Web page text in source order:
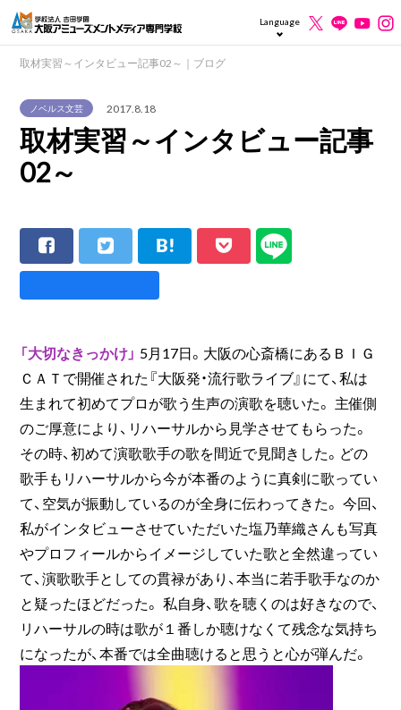
Language
取材実習～インタビュー記事02～｜ブログ
ノベルス文芸 2017.8.18
取材実習～インタビュー記事
02～
「大切なきっかけ」 5月17日。大阪の心斎橋にあるＢＩＧ
ＣＡＴで開催された『大阪発・流行歌ライブ』にて、私は
生まれて初めてプロが歌う生声の演歌を聴いた。 主催側
のご厚意により、リハーサルから見学させてもらった。
その時、初めて演歌歌手の歌を間近で見聞きした。どの
歌手もリハーサルから今が本番のように真剣に歌ってい
て、空気が振動しているのが全身に伝わってきた。 今回、
私がインタビューさせていただいた塩乃華織さんも写真
やプロフィールからイメージしていた歌と全然違ってい
て、演歌歌手としての貫禄があり、本当に若手歌手なのか
と疑ったほどだった。 私自身、歌を聴くのは好きなので、
リハーサルの時は歌が１番しか聴けなくて残念な気持ち
になったが、本番では全曲聴けると思うと心が弾んだ。